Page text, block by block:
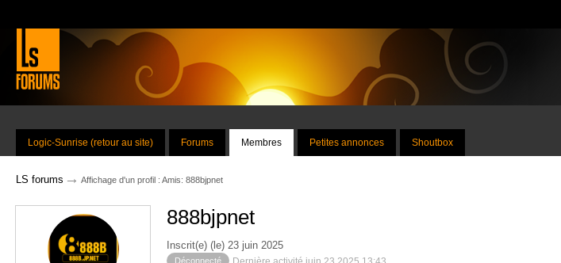
Logic-Sunrise (retour au site) Forums Membres Petites annonces Shoutbox
LS forums → Affichage d'un profil : Amis: 888bjpnet
888bjpnet
Inscrit(e) (le) 23 juin 2025
Déconnecté